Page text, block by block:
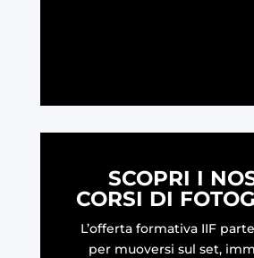
SCOPRI I
CORSI DI
L’offerta formativa IIF
per muoversi sul set,